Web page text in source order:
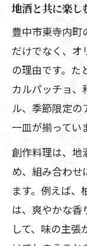
地酒と共に楽し
豊中市東寺内町
だけでなく、オ
の理由です。た
カルパッチョ、
ル、季節限定の
一皿が揃ってい
創作料理は、地
め、組み合わせ
ます。例えば、
は、爽やかな香
して、味の主